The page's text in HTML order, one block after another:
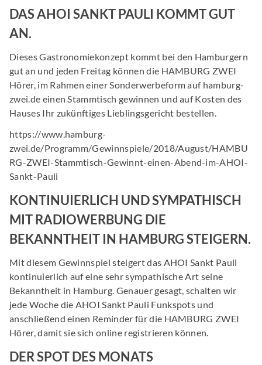
DAS AHOI SANKT PAULI KOMMT GUT
AN.
Dieses Gastronomiekonzept kommt bei den Hamburgern
gut an und jeden Freitag können die HAMBURG ZWEI
Hörer, im Rahmen einer Sonderwerbeform auf hamburg-
zwei.de einen Stammtisch gewinnen und auf Kosten des
Hauses Ihr zukünftiges Lieblingsgericht bestellen.
https://www.hamburg-
zwei.de/Programm/Gewinnspiele/2018/August/HAMBU
RG-ZWEI-Stammtisch-Gewinnt-einen-Abend-im-AHOI-
Sankt-Pauli
KONTINUIERLICH UND SYMPATHISCH
MIT RADIOWERBUNG DIE
BEKANNTHEIT IN HAMBURG STEIGERN.
Mit diesem Gewinnspiel steigert das AHOI Sankt Pauli
kontinuierlich auf eine sehr sympathische Art seine
Bekanntheit in Hamburg. Genauer gesagt, schalten wir
jede Woche die AHOI Sankt Pauli Funkspots und
anschließend einen Reminder für die HAMBURG ZWEI
Hörer, damit sie sich online registrieren können.
DER SPOT DES MONATS